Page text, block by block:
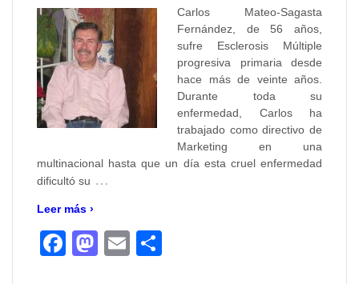
Carlos Mateo-Sagasta
Fernández, de 56 años,
sufre Esclerosis Múltiple
progresiva primaria desde
hace más de veinte años.
Durante toda su
enfermedad, Carlos ha
trabajado como directivo de
Marketing en una
multinacional hasta que un día esta cruel enfermedad
dificultó su …
Leer más ›
Facebook
Mastodon
Email